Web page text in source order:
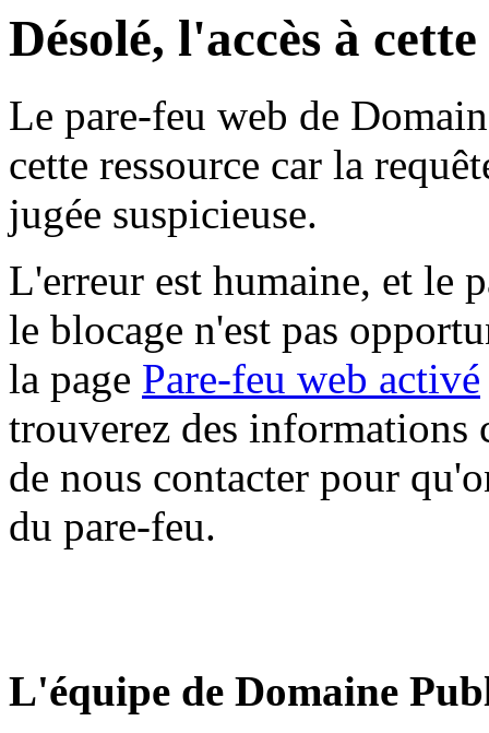
Désolé, l'accès à
Le pare-feu web de
cette ressource car la
jugée suspicieuse.
L'erreur est humaine, et le
le blocage n'est pas
la page Pare-feu web activé
trouverez des informations
de nous contacter pour
du pare-feu.
L'équipe de Domaine